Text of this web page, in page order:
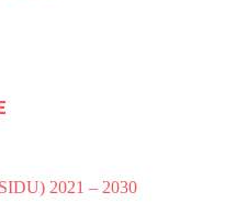
2021 – 2030